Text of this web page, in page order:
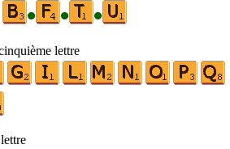
• • •
lettre